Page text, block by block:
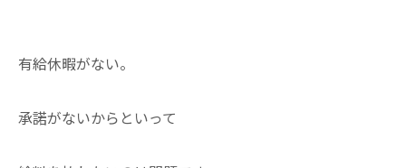
有給休暇がない。
承諾がないからといって